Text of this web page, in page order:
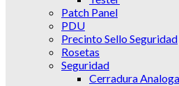
Patch Panel
PDU
Precinto Sello Seguridad
Rosetas
Seguridad
Cerradura Analoga